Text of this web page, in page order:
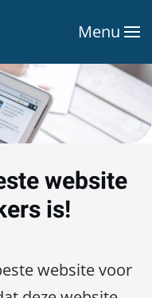
Menu
website
is!
website voor